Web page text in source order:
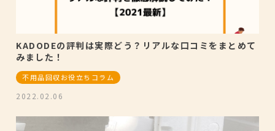
KADODEの評判は実際どう？リアルな口コミをまとめて
みました！
不用品回収お役立ちコラム
2022.02.06